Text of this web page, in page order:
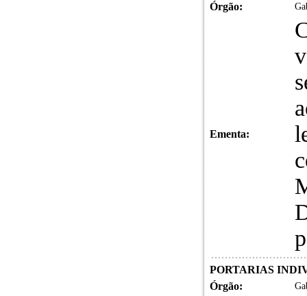
Órgão:
Ementa:
PORTARIAS
Órgão: